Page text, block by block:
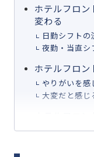
ホテルフロン
変わる
日勤シフトの
夜勤・当直シ
ホテルフロン
やりがいを感
大変だと感じ
ホテルフロ
1.コミュニケ